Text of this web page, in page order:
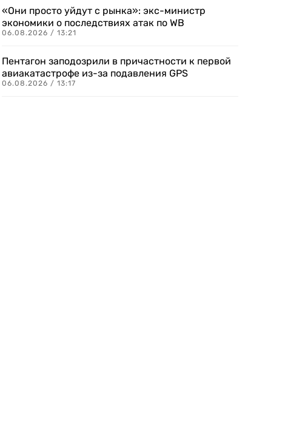
«Они просто уйдут с рынка»: экс-министр
экономики о последствиях атак по WB
06.08.2026 / 13:21
Пентагон заподозрили в причастности к первой
авиакатастрофе из-за подавления GPS
06.08.2026 / 13:17